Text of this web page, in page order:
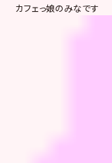
カフェっ娘のみなです